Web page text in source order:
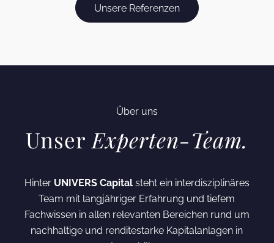
Unsere Referenzen
Über uns
Unser Experten-Team.
Hinter UNIVERS Capitalsteht ein interdisziplinäres
Team mit langjähriger Erfahrung und tiefem
Fachwissen in allen relevanten Bereichen rund um
nachhaltige und renditestarke Kapitalanlagen in